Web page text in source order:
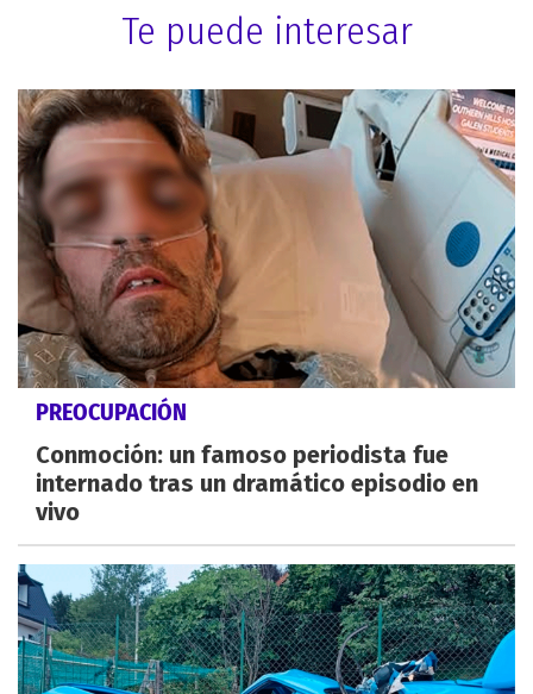
Te puede interesar
PREOCUPACIÓN
Conmoción: un famoso periodista fue
internado tras un dramático episodio en
vivo